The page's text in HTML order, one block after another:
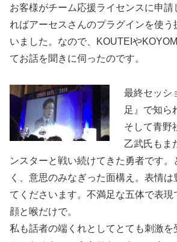
お客様がチーム応援ライセンスに申請
ればアーセスさんのプラグインを使う
いました。なので、KOUTEIや
てお話を聞きに伺ったのです。
最終セッシ
足』で知ら
そして青野
乙武氏もま
ンスターと戦い続けてきた勇者です
く、意思のみなぎった面構え。表情
てくださいます。不満足な五体で表現
顔と喉だけで。
私も話者の端くれとしてとても刺激を